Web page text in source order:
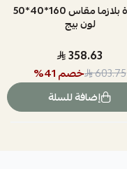
وحدة بلازما مقاس 160*40*50
لون بيج
358.63
603.75 خصم41
%
إضافة للسلة